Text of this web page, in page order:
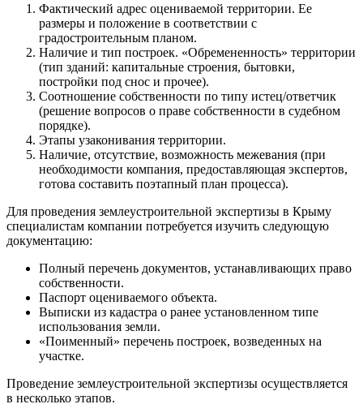
Фактический адрес оцениваемой территории. Ее
размеры и положение в соответствии с
градостроительным планом.
Наличие и тип построек. «Обремененность» территории
(тип зданий: капитальные строения, бытовки,
постройки под снос и прочее).
Соотношение собственности по типу истец/ответчик
(решение вопросов о праве собственности в судебном
порядке).
Этапы узаконивания территории.
Наличие, отсутствие, возможность межевания (при
необходимости компания, предоставляющая экспертов,
готова составить поэтапный план процесса).
Для проведения землеустроительной экспертизы в Крыму
специалистам компании потребуется изучить следующую
документацию:
Полный перечень документов, устанавливающих право
собственности.
Паспорт оцениваемого объекта.
Выписки из кадастра о ранее установленном типе
использования земли.
«Поименный» перечень построек, возведенных на
участке.
Проведение землеустроительной экспертизы осуществляется
в несколько этапов.